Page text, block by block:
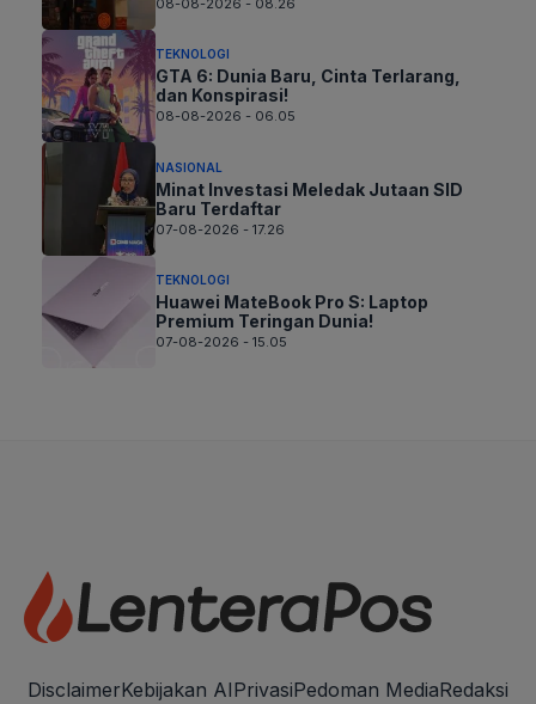
08-08-2026 - 08.26
TEKNOLOGI
GTA 6: Dunia Baru, Cinta Terlarang,
dan Konspirasi!
08-08-2026 - 06.05
NASIONAL
Minat Investasi Meledak Jutaan SID
Baru Terdaftar
07-08-2026 - 17.26
TEKNOLOGI
Huawei MateBook Pro S: Laptop
Premium Teringan Dunia!
07-08-2026 - 15.05
DisclaimerKebijakan AIPrivasiPedoman MediaRedaksi